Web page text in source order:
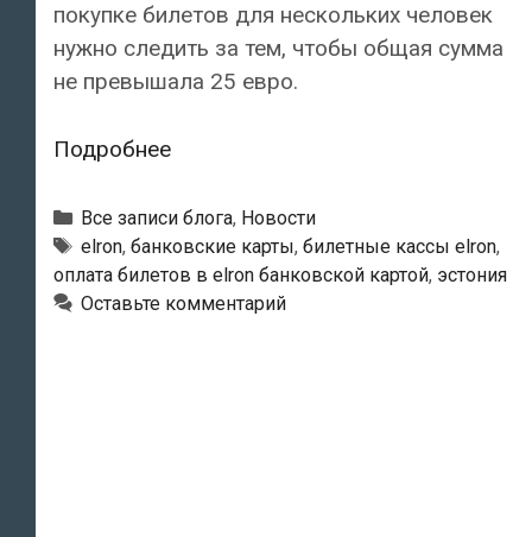
покупке билетов для нескольких человек
нужно следить за тем, чтобы общая сумма
не превышала 25 евро.
ПодробнееВ
автоматах
Elron
теперь
можно
Рубрики
Все записи блога, Новости
Тэги
elron, банковские карты, билетные кассы elron,
оплата билетов в elron банковской картой, эстония
Оставьте комментарий